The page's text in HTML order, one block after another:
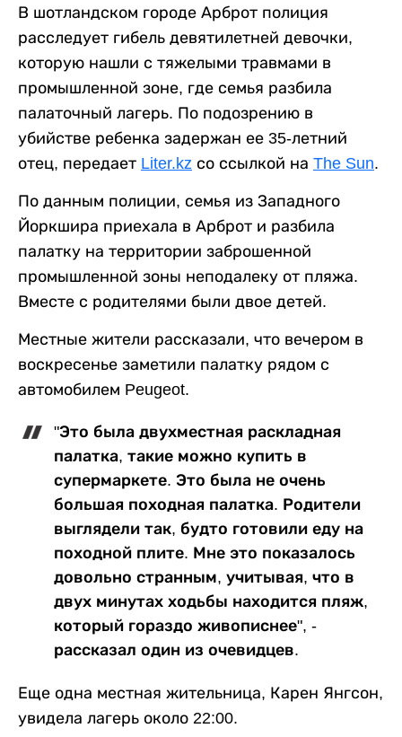
В шотландском городе Арброт полиция
расследует гибель девятилетней девочки,
которую нашли с тяжелыми травмами в
промышленной зоне, где семья разбила
палаточный лагерь. По подозрению в
убийстве ребенка задержан ее 35-летний
отец, передает Liter.kz со ссылкой на The Sun.
По данным полиции, семья из Западного
Йоркшира приехала в Арброт и разбила
палатку на территории заброшенной
промышленной зоны неподалеку от пляжа.
Вместе с родителями были двое детей.
Местные жители рассказали, что вечером в
воскресенье заметили палатку рядом с
автомобилем Peugeot.
"Это была двухместная раскладная
палатка, такие можно купить в
супермаркете. Это была не очень
большая походная палатка. Родители
выглядели так, будто готовили еду на
походной плите. Мне это показалось
довольно странным, учитывая, что в
двух минутах ходьбы находится пляж,
который гораздо живописнее", -
рассказал один из очевидцев.
Еще одна местная жительница, Карен Янгсон,
увидела лагерь около 22:00.